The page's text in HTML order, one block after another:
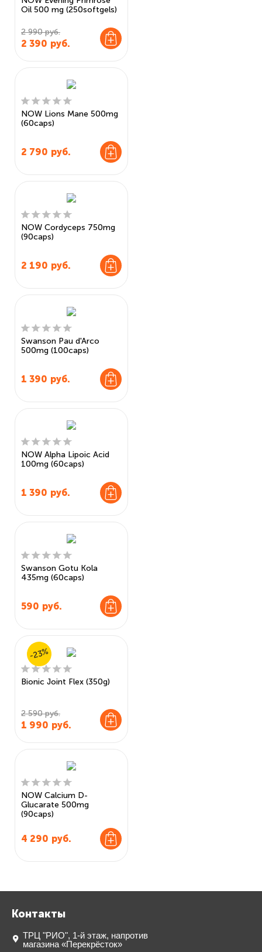
Oil 500 mg (250softgels)
2 990 руб.
2 390 руб.
NOW Lions Mane 500mg
(60caps)
2 790 руб.
NOW Cordyceps 750mg
(90caps)
2 190 руб.
Swanson Pau d'Arco
500mg (100caps)
1 390 руб.
NOW Alpha Lipoic Acid
100mg (60caps)
1 390 руб.
Swanson Gotu Kola
435mg (60caps)
590 руб.
Bionic Joint Flex (350g)
2 590 руб.
1 990 руб.
-23%
NOW Calcium D-
Glucarate 500mg
(90caps)
4 290 руб.
Контакты
ТРЦ "РИО", 1-й этаж, напротив
магазина «Перекрёсток»